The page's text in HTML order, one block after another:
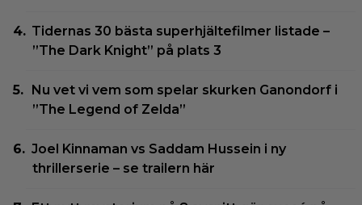
Tidernas 30 bästa superhjältefilmer listade –
”The Dark Knight” på plats 3
Nu vet vi vem som spelar skurken Ganondorf i
”The Legend of Zelda”
Joel Kinnaman vs Saddam Hussein i ny
thrillerserie – se trailern här